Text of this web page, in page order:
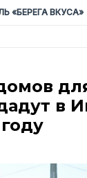
«БЕРЕГА ВКУСА»
в